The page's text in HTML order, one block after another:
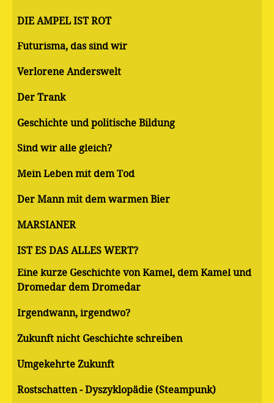
DIE AMPEL IST ROT
Futurisma, das sind wir
Verlorene Anderswelt
Der Trank
Geschichte und politische Bildung
Sind wir alle gleich?
Mein Leben mit dem Tod
Der Mann mit dem warmen Bier
MARSIANER
IST ES DAS ALLES WERT?
Eine kurze Geschichte von Kamel, dem Kamel und
Dromedar dem Dromedar
Irgendwann, irgendwo?
Zukunft nicht Geschichte schreiben
Umgekehrte Zukunft
Rostschatten - Dyszyklopädie (Steampunk)